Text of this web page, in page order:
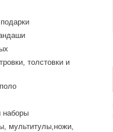
толстовки и
наборы
мультитулы,ножи,